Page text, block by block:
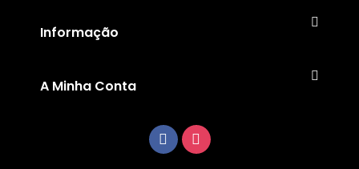
Informação
A Minha Conta